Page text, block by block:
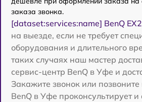
заказа звонка.
[dataset:services:name] BenQ
на выезде, если не требует
оборудования и длительного
таких случаях наш мастер
сервис-центр BenQ в Уфе и
Закажите звонок или
BenQ в Уфе проконсультирует и